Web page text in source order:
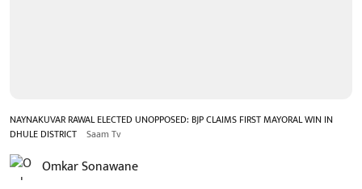
NAYNAKUVAR RAWAL ELECTED UNOPPOSED: BJP CLAIMS FIRST MAYORAL WIN IN
DHULE DISTRICT Saam Tv
Omkar Sonawane